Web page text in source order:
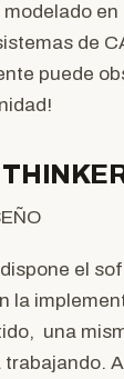
de
puede
el
la
una